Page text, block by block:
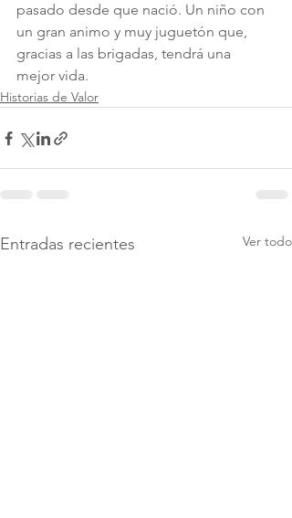
pasado desde que nació. Un niño con
un gran animo y muy juguetón que,
gracias a las brigadas, tendrá una
mejor vida.
Historias de Valor
Entradas recientes Ver todo